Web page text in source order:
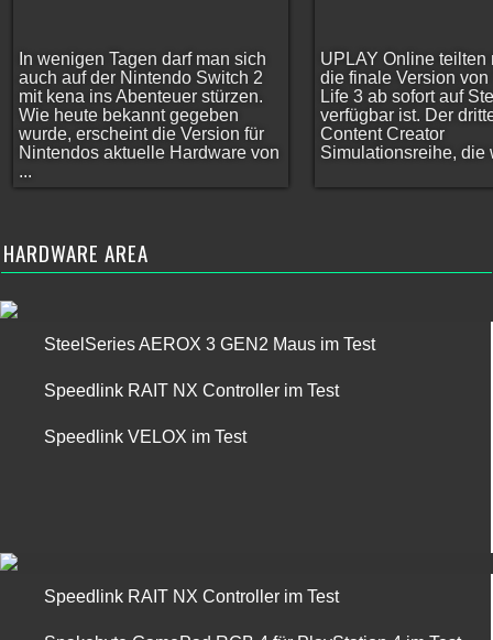
In wenigen Tagen darf man sich
auch auf der Nintendo Switch 2
mit kena ins Abenteuer stürzen.
Wie heute bekannt gegeben
wurde, erscheint die Version für
Nintendos aktuelle Hardware von
...
UPLAY Online teilten
die finale Version von
Life 3 ab sofort auf
verfügbar ist. Der
Content Creator
Simulationsreihe, die
HARDWARE AREA
SteelSeries AEROX 3 GEN2 Maus im Test
Speedlink RAIT NX Controller im Test
Speedlink VELOX im Test
Speedlink RAIT NX Controller im Test